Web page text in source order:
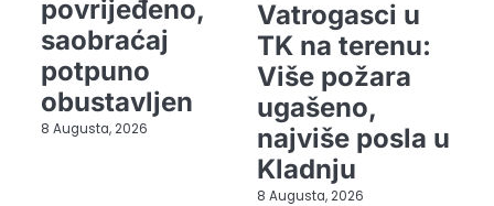
povrijeđeno,
saobraćaj
potpuno
obustavljen
8 Augusta, 2026
Vatrogasci u
TK na terenu:
Više požara
ugašeno,
najviše posla u
Kladnju
8 Augusta, 2026